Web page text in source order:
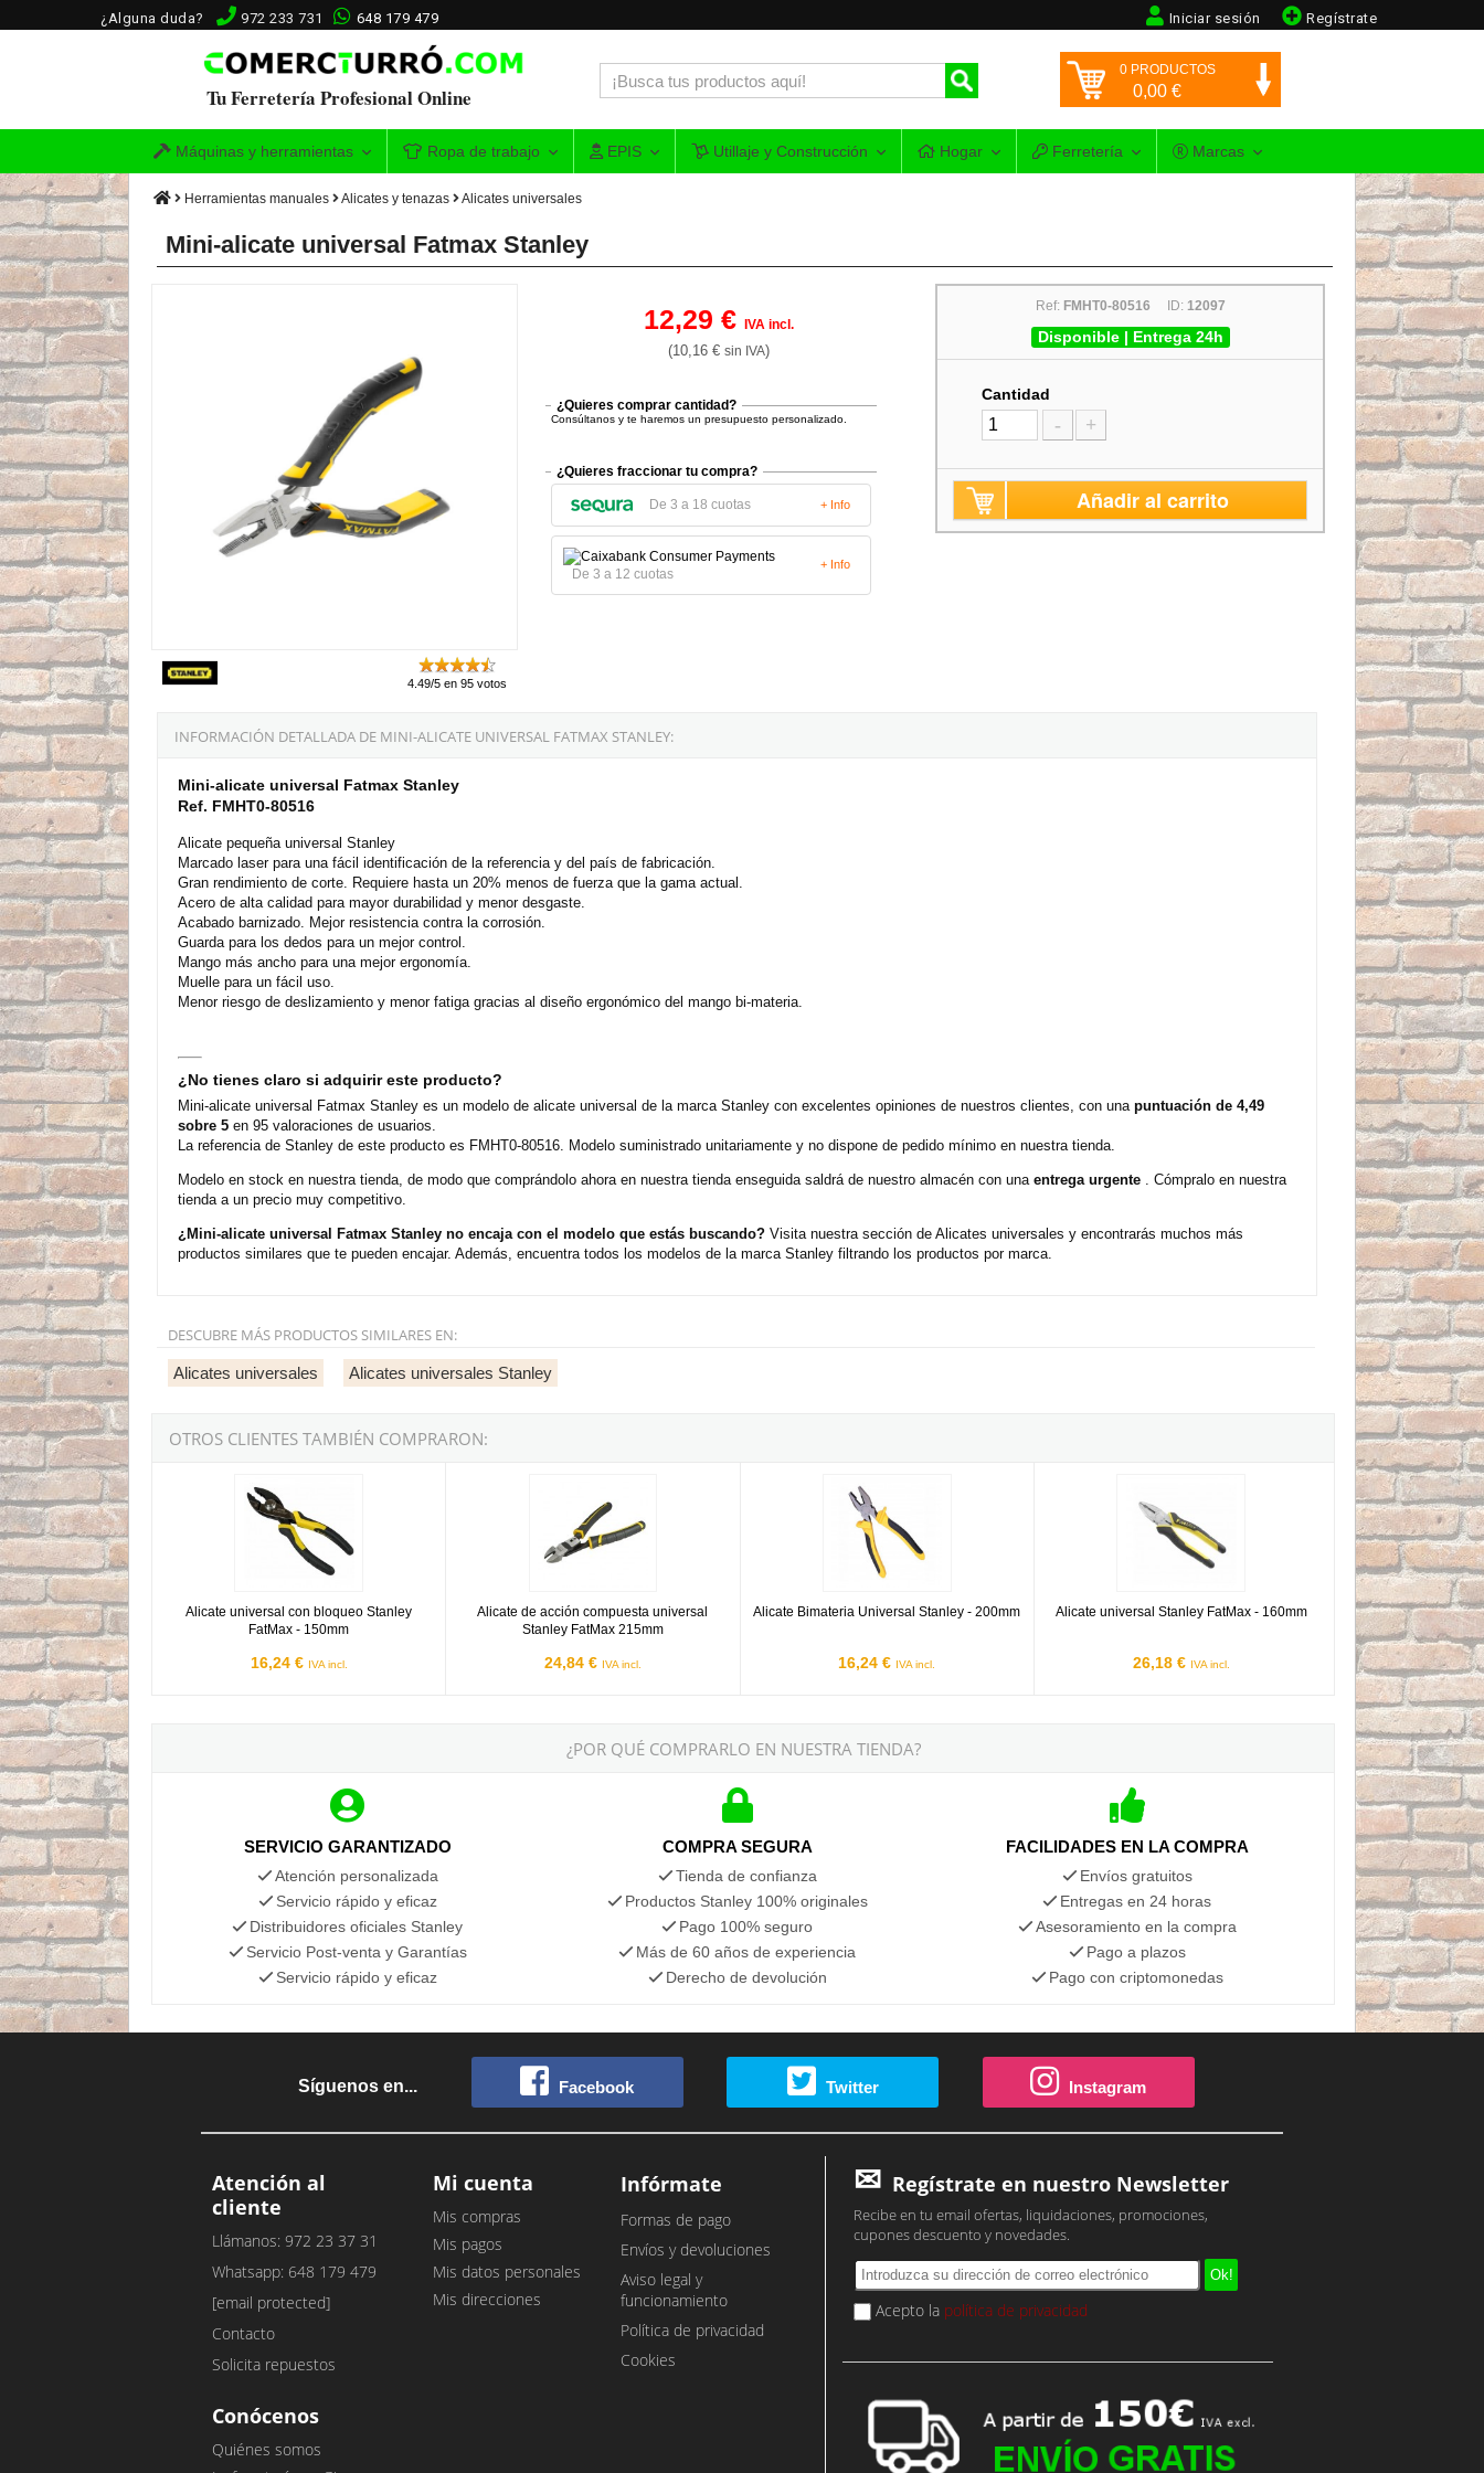
¿Alguna duda? 972 233 731 648 179 479 Regístrate
Iniciar sesión
Tu Ferretería Profesional Online
0 PRODUCTOS
0,00 €
Máquinas y herramientas Ropa de trabajo EPIS Utillaje y Construcción Hogar Ferretería Marcas
Herramientas manuales Alicates y tenazas Alicates universales
Mini-alicate universal Fatmax Stanley
4.49/5 en 95 votos
12,29 €IVA incl.
(10,16 €sin IVA)
¿Quieres comprar cantidad?
Consúltanos y te haremos un presupuesto personalizado.
¿Quieres fraccionar tu compra?
De 3 a 18 cuotas + Info
De 3 a 12 cuotas
+ Info
Ref: FMHT0-80516 ID: 12097
Disponible | Entrega 24h
Cantidad
- +
Añadir al carrito
INFORMACIÓN DETALLADA DE MINI-ALICATE UNIVERSAL FATMAX STANLEY:
Mini-alicate universal Fatmax Stanley
Ref. FMHT0-80516
Alicate pequeña universal Stanley
Marcado laser para una fácil identificación de la referencia y del país de fabricación.
Gran rendimiento de corte. Requiere hasta un 20% menos de fuerza que la gama actual.
Acero de alta calidad para mayor durabilidad y menor desgaste.
Acabado barnizado. Mejor resistencia contra la corrosión.
Guarda para los dedos para un mejor control.
Mango más ancho para una mejor ergonomía.
Muelle para un fácil uso.
Menor riesgo de deslizamiento y menor fatiga gracias al diseño ergonómico del mango bi-materia.
¿No tienes claro si adquirir este producto?
Mini-alicate universal Fatmax Stanley es un modelo de alicate universal de la marca Stanley con excelentes opiniones de nuestros clientes, con una puntuación de 4,49
sobre 5 en 95 valoraciones de usuarios.
La referencia de Stanley de este producto es FMHT0-80516. Modelo suministrado unitariamente y no dispone de pedido mínimo en nuestra tienda.
Modelo en stock en nuestra tienda, de modo que comprándolo ahora en nuestra tienda enseguida saldrá de nuestro almacén con una entrega urgente . Cómpralo en nuestra
tienda a un precio muy competitivo.
¿Mini-alicate universal Fatmax Stanley no encaja con el modelo que estás buscando? Visita nuestra sección de Alicates universales y encontrarás muchos más
productos similares que te pueden encajar. Además, encuentra todos los modelos de la marca Stanley filtrando los productos por marca.
DESCUBRE MÁS PRODUCTOS SIMILARES EN:
Alicates universales Alicates universales Stanley
OTROS CLIENTES TAMBIÉN COMPRARON:
Alicate universal con bloqueo Stanley
FatMax - 150mm
16,24 € IVA incl.
Alicate de acción compuesta universal
Stanley FatMax 215mm
24,84 € IVA incl.
Alicate Bimateria Universal Stanley - 200mm
16,24 € IVA incl.
Alicate universal Stanley FatMax - 160mm
26,18 € IVA incl.
¿POR QUÉ COMPRARLO EN NUESTRA TIENDA?
SERVICIO GARANTIZADO
Atención personalizada
Servicio rápido y eficaz
Distribuidores oficiales Stanley
Servicio Post-venta y Garantías
Servicio rápido y eficaz
COMPRA SEGURA
Tienda de confianza
Productos Stanley 100% originales
Pago 100% seguro
Más de 60 años de experiencia
Derecho de devolución
FACILIDADES EN LA COMPRA
Envíos gratuitos
Entregas en 24 horas
Asesoramiento en la compra
Pago a plazos
Pago con criptomonedas
Síguenos en... Facebook Twitter Instagram
Atención al
cliente
Llámanos: 972 23 37 31
Whatsapp: 648 179 479
[email protected]
Contacto
Solicita repuestos
Conócenos
Quiénes somos
Mi cuenta
Mis compras
Mis pagos
Mis datos personales
Mis direcciones
Infórmate
Formas de pago
Envíos y devoluciones
Aviso legal y
funcionamiento
Política de privacidad
Cookies
Regístrate en nuestro Newsletter
Recibe en tu email ofertas, liquidaciones, promociones,
cupones descuento y novedades.
Acepto la política de privacidad